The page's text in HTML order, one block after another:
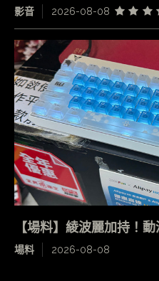
影音 2026-08-08
【場料】綾波麗加持！
場料 2026-08-08